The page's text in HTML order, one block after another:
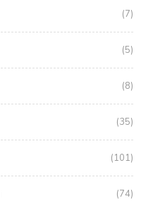
(7)
(5)
(8)
(35)
(101)
(74)